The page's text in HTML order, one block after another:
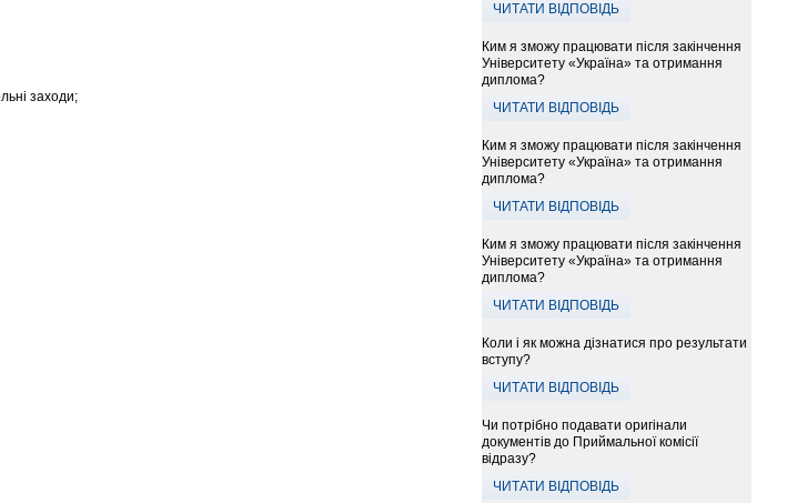
ЧИТАТИ ВІДПОВІДЬ
Ким я зможу працювати після закінчення
Університету «Україна» та отримання
диплома?
ЧИТАТИ ВІДПОВІДЬ
Ким я зможу працювати після закінчення
Університету «Україна» та отримання
диплома?
ЧИТАТИ ВІДПОВІДЬ
Ким я зможу працювати після закінчення
Університету «Україна» та отримання
диплома?
ЧИТАТИ ВІДПОВІДЬ
Коли і як можна дізнатися про результати
вступу?
ЧИТАТИ ВІДПОВІДЬ
Чи потрібно подавати оригінали
документів до Приймальної комісії
відразу?
ЧИТАТИ ВІДПОВІДЬ
заходи;